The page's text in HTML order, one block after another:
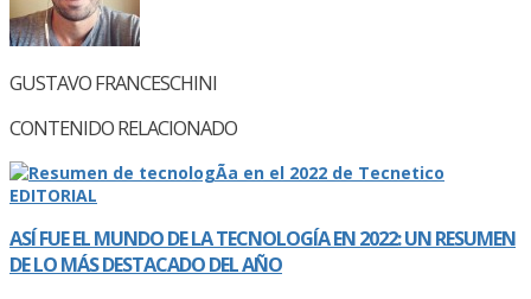
GUSTAVO FRANCESCHINI
CONTENIDO RELACIONADO
EDITORIAL
ASÍ­ FUE EL MUNDO DE LA TECNOLOGÍ­A EN 2022: UN RESUMEN
DE LO MÁS DESTACADO DEL AÑO